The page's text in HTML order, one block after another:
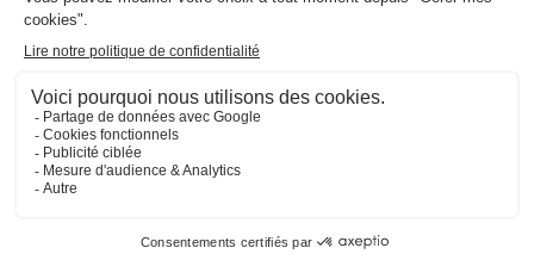
A propos 👇
Suivez-nous 👇
Infos légales 👇
Phishing : restez vigilants👇